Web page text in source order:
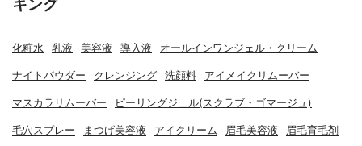
化粧水 乳液 美容液 導入液 オールインワンジェル・クリーム
ナイトパウダー クレンジング 洗顔料 アイメイクリムーバー
マスカラリムーバー ピーリングジェル(スクラブ・ゴマージュ)
毛穴スプレー まつげ美容液 アイクリーム 眉毛美容液 眉毛育毛剤